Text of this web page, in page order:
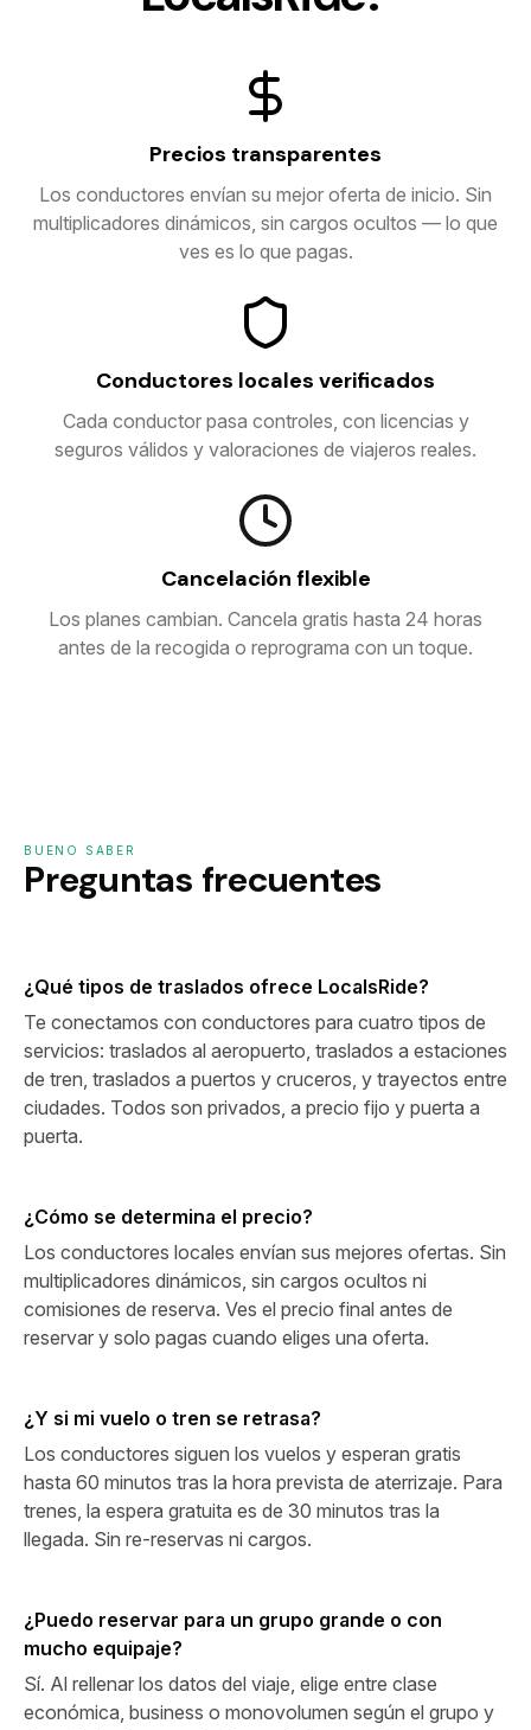
Precios transparentes
Los conductores envían su mejor oferta de inicio. Sin
multiplicadores dinámicos, sin cargos ocultos — lo que
ves es lo que pagas.
Conductores locales verificados
Cada conductor pasa controles, con licencias y
seguros válidos y valoraciones de viajeros reales.
Cancelación flexible
Los planes cambian. Cancela gratis hasta 24 horas
antes de la recogida o reprograma con un toque.
BUENO SABER
Preguntas frecuentes
¿Qué tipos de traslados ofrece LocalsRide?
Te conectamos con conductores para cuatro tipos de
servicios: traslados al aeropuerto, traslados a estaciones
de tren, traslados a puertos y cruceros, y trayectos entre
ciudades. Todos son privados, a precio fijo y puerta a
puerta.
¿Cómo se determina el precio?
Los conductores locales envían sus mejores ofertas. Sin
multiplicadores dinámicos, sin cargos ocultos ni
comisiones de reserva. Ves el precio final antes de
reservar y solo pagas cuando eliges una oferta.
¿Y si mi vuelo o tren se retrasa?
Los conductores siguen los vuelos y esperan gratis
hasta 60 minutos tras la hora prevista de aterrizaje. Para
trenes, la espera gratuita es de 30 minutos tras la
llegada. Sin re-reservas ni cargos.
¿Puedo reservar para un grupo grande o con
mucho equipaje?
Sí. Al rellenar los datos del viaje, elige entre clase
económica, business o monovolumen según el grupo y